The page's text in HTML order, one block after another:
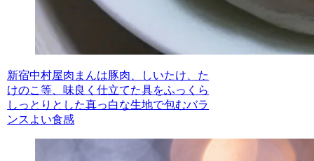
新宿中村屋肉まんは豚肉、しいたけ、た
けのこ等、味良く仕立てた具をふっくら
しっとりとした真っ白な生地で包むバラ
ンスよい食感